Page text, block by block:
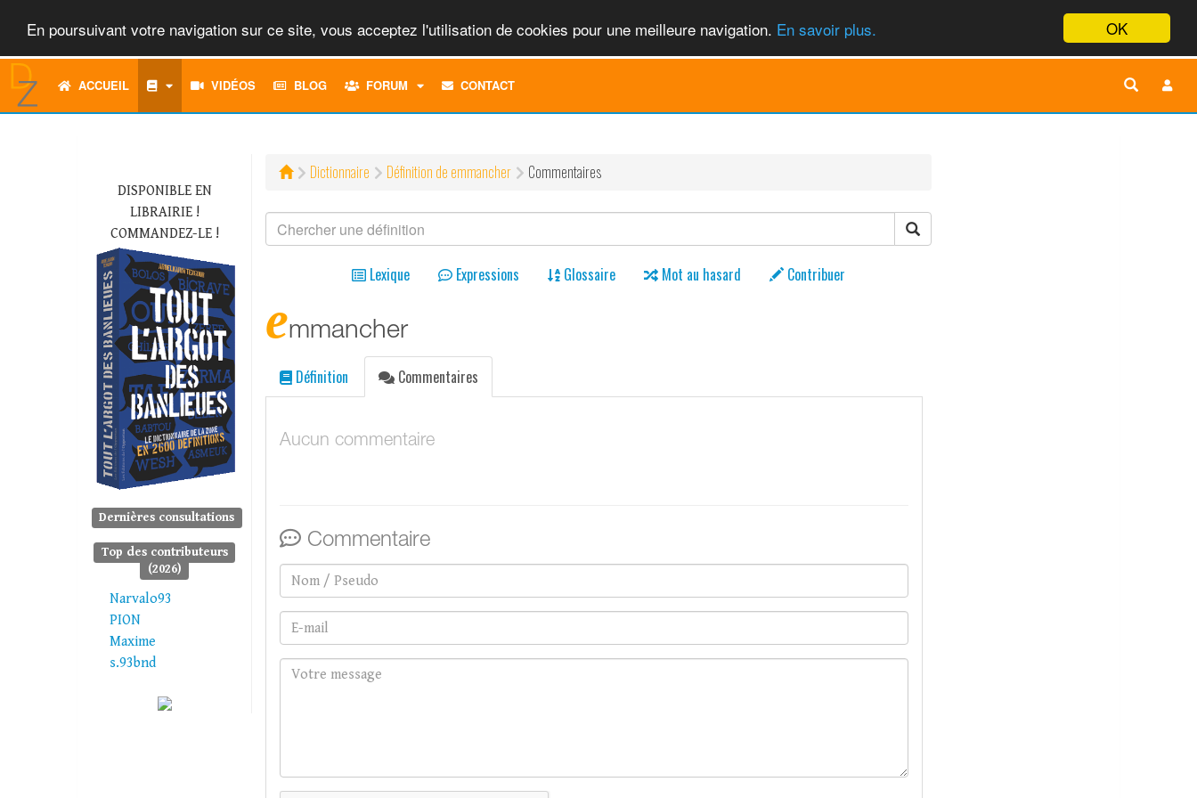
OK
En poursuivant votre navigation sur ce site, vous acceptez l'utilisation de cookies pour une meilleure navigation. En savoir plus.
ACCUEIL VIDÉOS BLOG FORUM
TOGGLECONTACT
DISPONIBLE EN
LIBRAIRIE !
COMMANDEZ-LE !
Dernières consultations
Top des contributeurs
(2026)
Narvalo93
PION
Maxime
s.93bnd
Dictionnaire Définition de emmancher Commentaires
Lexique Expressions Glossaire Mot au hasard Contribuer
emmancher
Définition Commentaires
Aucun commentaire
Commentaire